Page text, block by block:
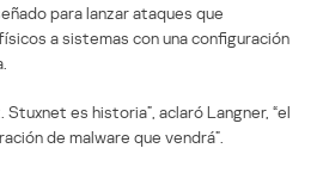
para lanzar ataques que
a sistemas con una configuración
es historia”, aclaró Langner, “el
de malware que vendrá”.